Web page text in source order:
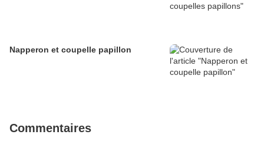
Napperon et coupelle papillon
Commentaires